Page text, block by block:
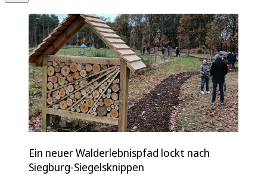
Ein neuer Walderlebnispfad lockt nach
Siegburg-Siegelsknippen